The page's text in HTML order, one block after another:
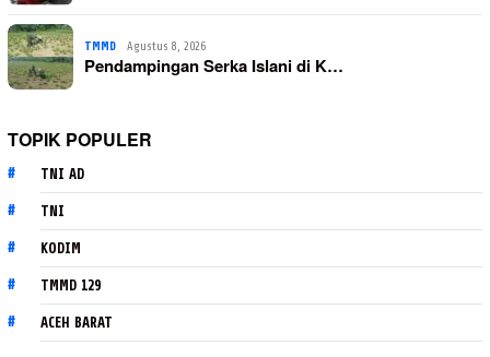
TMMD Agustus 8, 2026
Pendampingan Serka Islani di K…
TOPIK POPULER
TNI AD
TNI
KODIM
TMMD 129
ACEH BARAT